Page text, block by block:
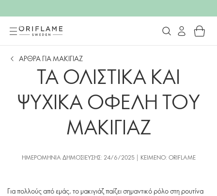
ΑΡΘΡΑ ΓΙΑ ΜΑΚΙΓΙΑΖ
ΤΑ ΟΛΙΣΤΙΚΑ ΚΑΙ
ΨΥΧΙΚΑ ΟΦΕΛΗ ΤΟΥ
ΜΑΚΙΓΙΑΖ
ΗΜΕΡΟΜΗΝΊΑ ΔΗΜΟΣΊΕΥΣΗΣ: 24/6/2025 | ΚΕΊΜΕΝΟ: ORIFLAME
Για πολλούς από εμάς, το μακιγιάζ παίζει σημαντικό ρόλο στη ρουτίνα